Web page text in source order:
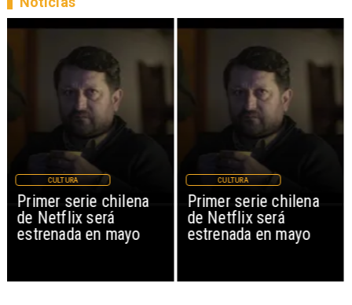
Primer serie chilena
de Netflix será
estrenada en mayo
CULTURA
Primer serie chilena
de Netflix será
estrenada en mayo
CULTURA